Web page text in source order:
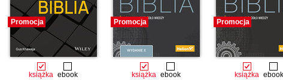
Promocja
książka ebook
Promocja
książka ebook
Promocja
książka ebook